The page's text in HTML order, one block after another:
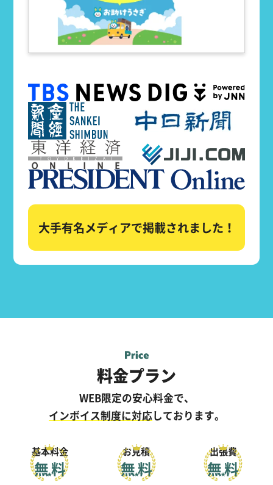
大手有名メディアで掲載されました！
料金プラン
WEB限定の安心料金で、
インボイス制度に対応しております。
基本料金
無料
お見積
無料
出張費
無料